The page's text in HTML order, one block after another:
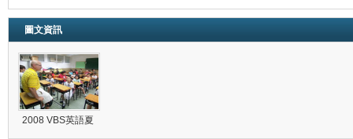
圖文資訊
2008 VBS英語夏